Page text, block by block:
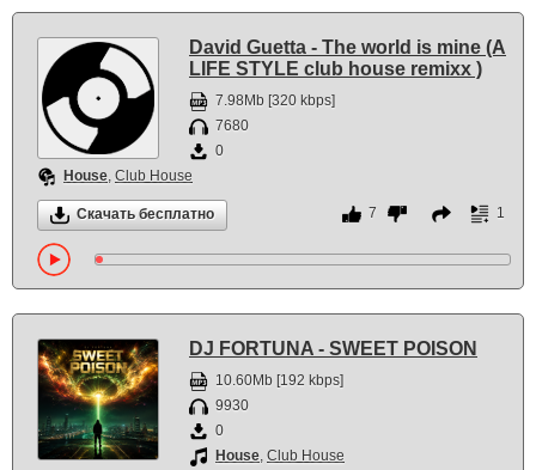
David Guetta - The world is mine (A
LIFE STYLE club house remixx )
7.98Mb [320 kbps]
7680
0
House, Club House
Скачать бесплатно 7 1
DJ FORTUNA - SWEET POISON
10.60Mb [192 kbps]
9930
0
House, Club House